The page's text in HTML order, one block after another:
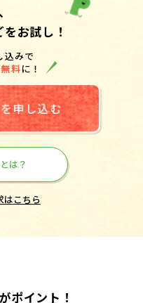
お試し！
込みで
無料に！
申し込む
は？
はこちら
ポイント！